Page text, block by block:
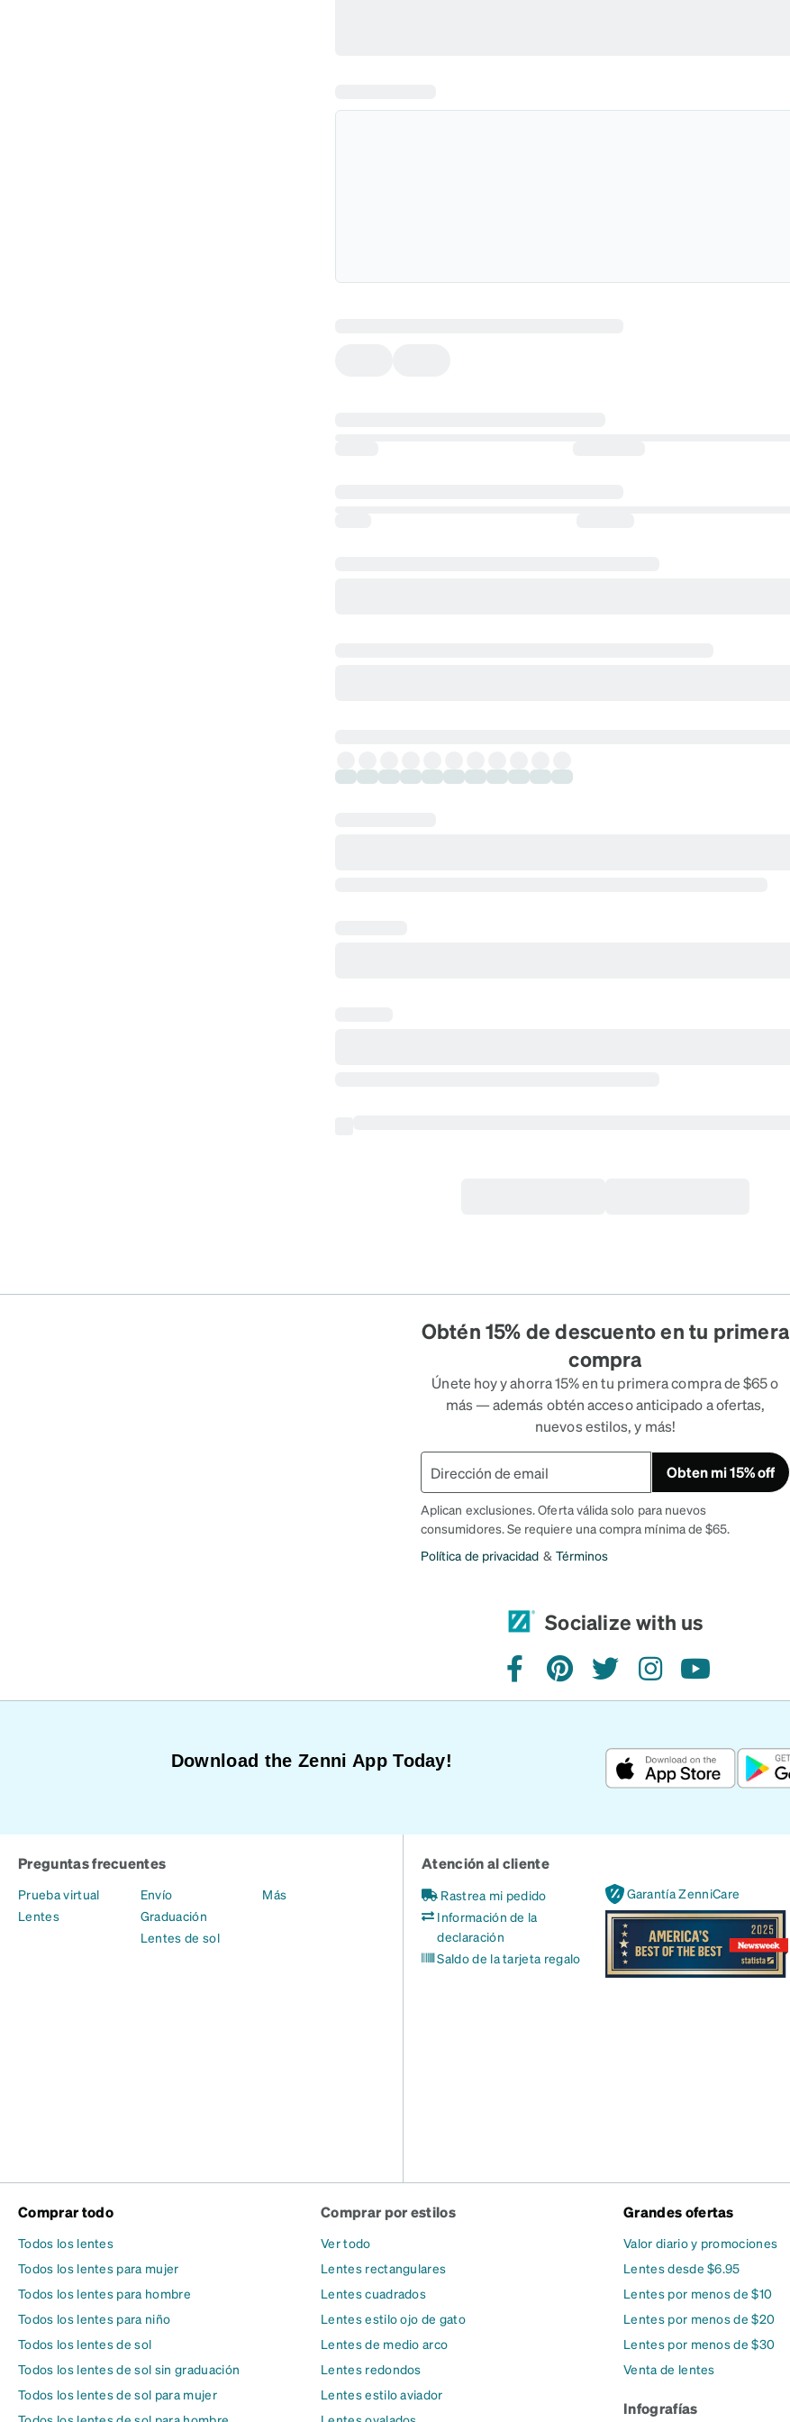
Obtén 15% de descuento en tu primera
compra
Únete hoy y ahorra 15% en tu primera compra de $65 o
más — además obtén acceso anticipado a ofertas,
nuevos estilos, y más!
Obten mi 15% off
Aplican exclusiones. Oferta válida solo para nuevos
consumidores. Se requiere una compra mínima de $65.
Política de privacidad & Términos
Socialize with us
facebookpinteresttwitterinstagramyoutube
Download the Zenni App Today!
Preguntas frecuentes
Prueba virtual
Lentes
Envío
Graduación
Lentes de sol
Más
Atención al cliente
Rastrea mi pedido
Información de la
declaración
Saldo de la tarjeta regalo
Garantía ZenniCare
Comprar todo
Todos los lentes
Todos los lentes para mujer
Todos los lentes para hombre
Todos los lentes para niño
Todos los lentes de sol
Todos los lentes de sol sin graduación
Todos los lentes de sol para mujer
Comprar por estilos
Ver todo
Lentes rectangulares
Lentes cuadrados
Lentes estilo ojo de gato
Lentes de medio arco
Lentes redondos
Lentes estilo aviador
Grandes ofertas
Valor diario y promociones
Lentes desde $6.95
Lentes por menos de $10
Lentes por menos de $20
Lentes por menos de $30
Venta de lentes
Infografías